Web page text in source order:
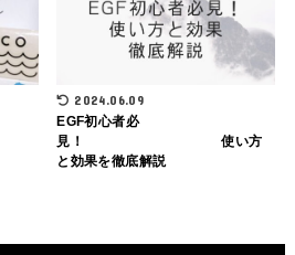
2024.06.09
EGF初心者必
見！ 使い方
と効果を徹底解説